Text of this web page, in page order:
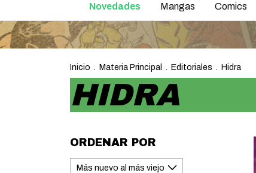
Novedades Mangas Comics
Inicio . Materia Principal . Editoriales . Hidra
HIDRA
ORDENAR POR